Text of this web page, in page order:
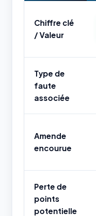
Chiffre clé
/ Valeur
Type de
faute
associée
Amende
encourue
Perte de
points
potentielle